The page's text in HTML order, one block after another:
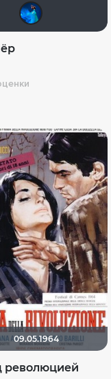
09.05.1964
революцией